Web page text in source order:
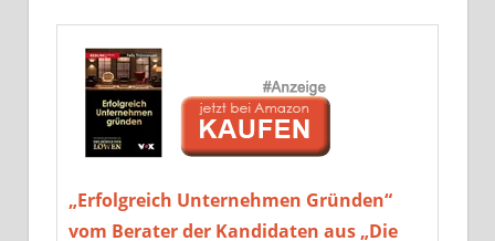
„Erfolgreich Unternehmen Gründen“
vom Berater der Kandidaten aus „Die